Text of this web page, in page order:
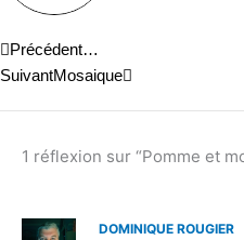
Précédent
Précédent…
SuivantMosaique
1 réflexion sur “Pomme et
DOMINIQUE ROUGIER